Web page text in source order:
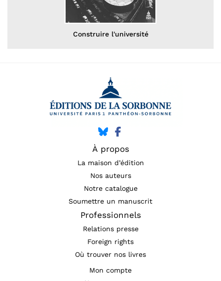
Construire l'université
À propos
La maison d’édition
Nos auteurs
Notre catalogue
Soumettre un manuscrit
Professionnels
Relations presse
Foreign rights
Où trouver nos livres
Mon compte